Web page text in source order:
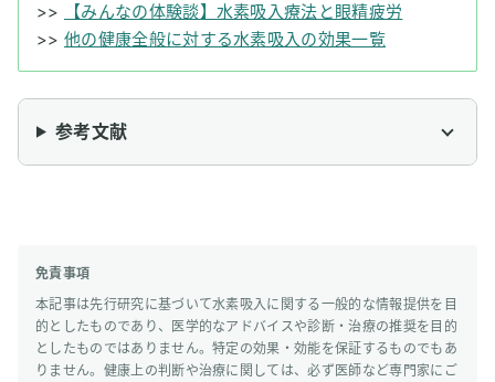
>>
【みんなの体験談】水素吸入療法と眼精疲労
>> 他の健康全般に対する水素吸入の効果一覧
参考文献
免責事項
本記事は先行研究に基づいて水素吸入に関する一般的な情報提供を目
的としたものであり、医学的なアドバイスや診断・治療の推奨を目的
としたものではありません。特定の効果・効能を保証するものでもあ
りません。健康上の判断や治療に関しては、必ず医師など専門家にご